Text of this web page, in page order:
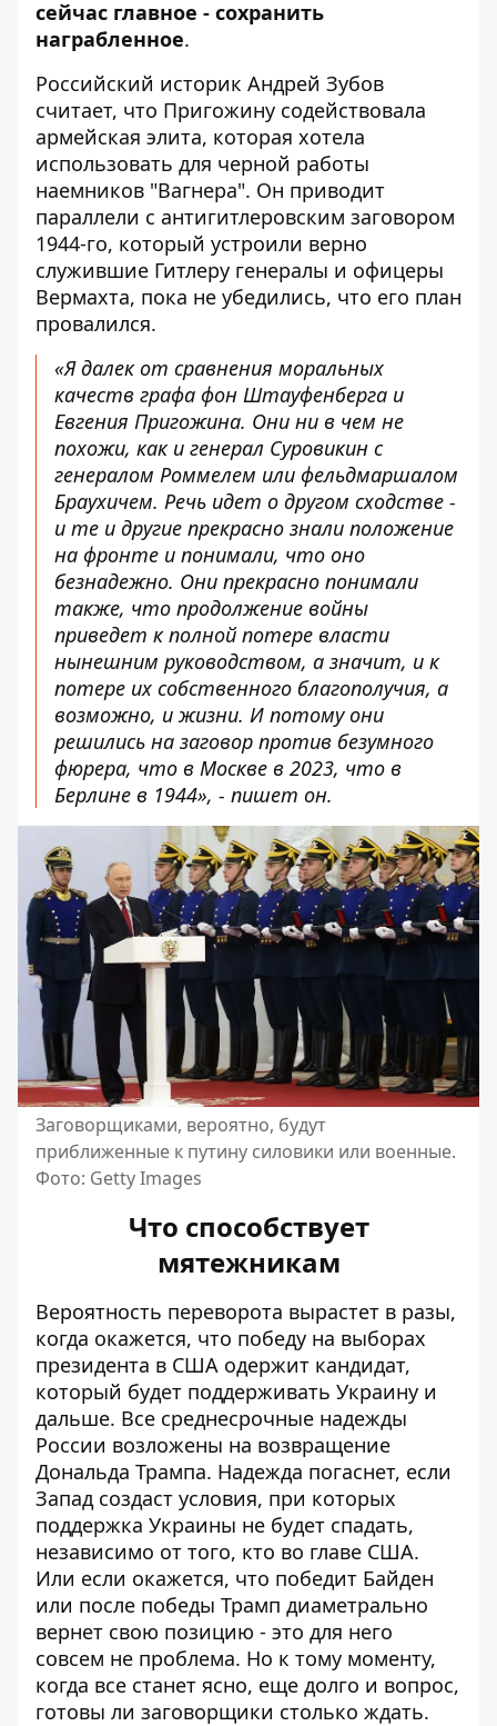
сейчас главное - сохранить
награбленное.
Российский историк Андрей Зубов
считает, что Пригожину содействовала
армейская элита, которая хотела
использовать для черной работы
наемников "Вагнера". Он приводит
параллели с антигитлеровским заговором
1944-го, который устроили верно
служившие Гитлеру генералы и офицеры
Вермахта, пока не убедились, что его план
провалился.
«Я далек от сравнения моральных
качеств графа фон Штауфенберга и
Евгения Пригожина. Они ни в чем не
похожи, как и генерал Суровикин с
генералом Роммелем или фельдмаршалом
Браухичем. Речь идет о другом сходстве -
и те и другие прекрасно знали положение
на фронте и понимали, что оно
безнадежно. Они прекрасно понимали
также, что продолжение войны
приведет к полной потере власти
нынешним руководством, а значит, и к
потере их собственного благополучия, а
возможно, и жизни. И потому они
решились на заговор против безумного
фюрера, что в Москве в 2023, что в
Берлине в 1944», - пишет он.
Заговорщиками, вероятно, будут
приближенные к путину силовики или военные.
Фото: Getty Images
Что способствует
мятежникам
Вероятность переворота вырастет в разы,
когда окажется, что победу на выборах
президента в США одержит кандидат,
который будет поддерживать Украину и
дальше. Все среднесрочные надежды
России возложены на возвращение
Дональда Трампа. Надежда погаснет, если
Запад создаст условия, при которых
поддержка Украины не будет спадать,
независимо от того, кто во главе США.
Или если окажется, что победит Байден
или после победы Трамп диаметрально
вернет свою позицию - это для него
совсем не проблема. Но к тому моменту,
когда все станет ясно, еще долго и вопрос,
готовы ли заговорщики столько ждать.